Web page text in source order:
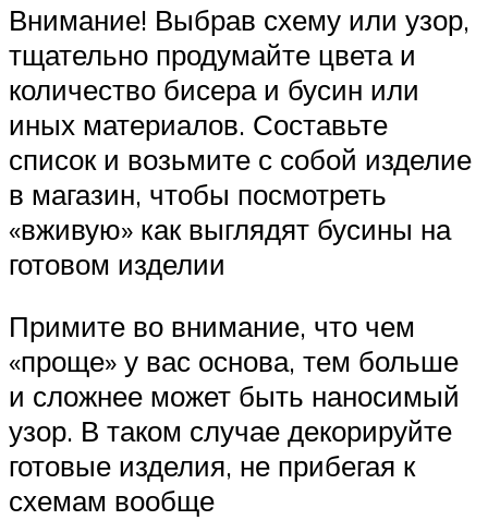
Внимание! Выбрав схему или узор,
тщательно продумайте цвета и
количество бисера и бусин или
иных материалов. Составьте
список и возьмите с собой изделие
в магазин, чтобы посмотреть
«вживую» как выглядят бусины на
готовом изделии
Примите во внимание, что чем
«проще» у вас основа, тем больше
и сложнее может быть наносимый
узор. В таком случае декорируйте
готовые изделия, не прибегая к
схемам вообще